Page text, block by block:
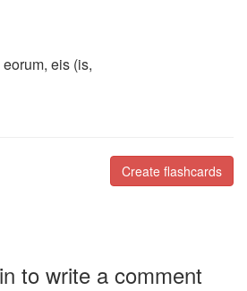
eis (is,
Create flashcards
to write a comment